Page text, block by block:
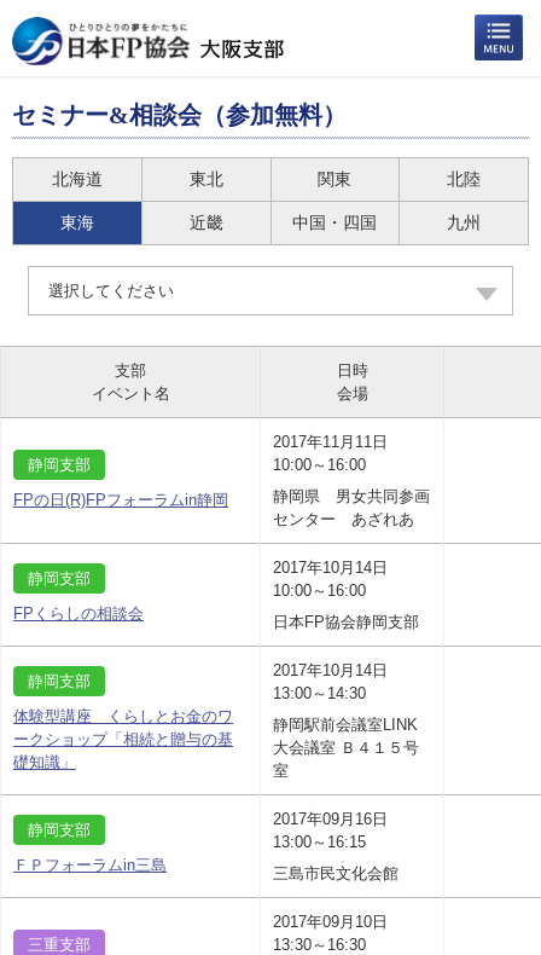
セミナー&相談会（参加無料）
北海道 東北 関東 北陸
東海 近畿 中国・四国 九州
選択してください
支部
イベント名
日時
会場
静岡支部
FPの日(R)FPフォーラムin静岡
2017年11月11日
10:00～16:00
静岡県 男女共同参画
センター あざれあ
静岡支部
FPくらしの相談会
2017年10月14日
10:00～16:00
日本FP協会静岡支部
静岡支部
体験型講座 くらしとお金のワ
ークショップ「相続と贈与の基
礎知識」
2017年10月14日
13:00～14:30
静岡駅前会議室LINK
大会議室 Ｂ４１５号
室
静岡支部
ＦＰフォーラムin三島
2017年09月16日
13:00～16:15
三島市民文化会館
三重支部
2017年09月10日
13:30～16:30